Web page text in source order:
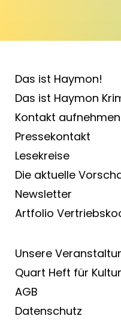
Das ist Haymon!
Das ist Haymon
Kontakt aufnehmen
Pressekontakt
Lesekreise
Die aktuelle
Newsletter
Artfolio
Unsere
Quart Heft für
AGB
Datenschutz